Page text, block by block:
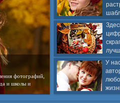
У
фотографий,
и школы и